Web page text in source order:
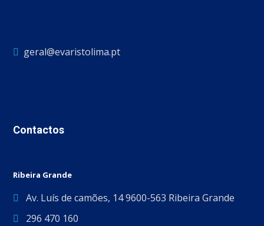
geral@evaristolima.pt
Contactos
Ribeira Grande
Av. Luís de camões, 14 9600-563 Ribeira Grande
296 470 160